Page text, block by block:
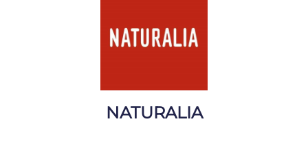
NATURALIA